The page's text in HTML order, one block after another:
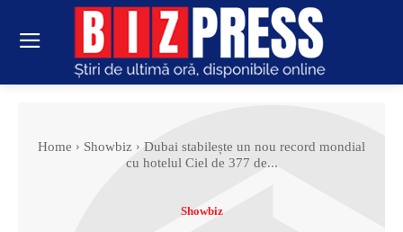
Home Showbiz
Dubai stabilește un nou record mondial
cu hotelul Ciel de 377 de...
Showbiz